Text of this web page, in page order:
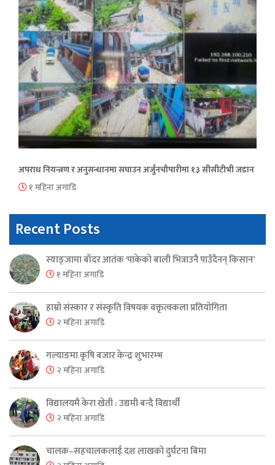
अपराध नियन्त्रण र अनुसन्धानमा सघाउन अर्जुनचौपारीमा १३ सीसीटीभी जडान
१ महिना अगाडि
Recent Posts
स्याङ्जामा बाँदर आतंक ‘पाकेको बाली भित्राउनै पाउँदैनन् किसान’
१ महिना अगाडि
हाम्रो संस्कार र संस्कृति विषयक वक्तृत्वकला प्रतियोगिता
२ महिना अगाडि
गल्याङमा कृषि बजार केन्द्र शुभारम्भ
२ महिना अगाडि
विद्यालयमै केरा खेती : उद्यमी बन्दै विद्यार्थी
२ महिना अगाडि
चालक–सहचालकलाई दश लाखको दुर्घटना बिमा